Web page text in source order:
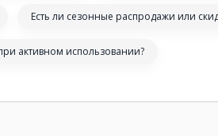
Есть ли сезонные распродажи или
активном использовании?